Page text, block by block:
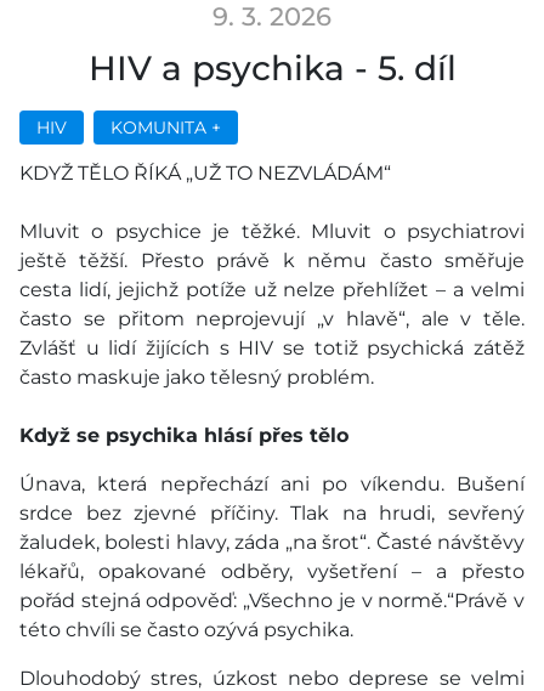
9. 3. 2026
HIV a psychika - 5. díl
HIV KOMUNITA +
KDYŽ TĚLO ŘÍKÁ „UŽ TO NEZVLÁDÁM“
Mluvit o psychice je těžké. Mluvit o psychiatrovi
ještě těžší. Přesto právě k němu často směřuje
cesta lidí, jejichž potíže už nelze přehlížet – a velmi
často se přitom neprojevují „v hlavě“, ale v těle.
Zvlášť u lidí žijících s HIV se totiž psychická zátěž
často maskuje jako tělesný problém.
Když se psychika hlásí přes tělo
Únava, která nepřechází ani po víkendu. Bušení
srdce bez zjevné příčiny. Tlak na hrudi, sevřený
žaludek, bolesti hlavy, záda „na šrot“. Časté návštěvy
lékařů, opakované odběry, vyšetření – a přesto
pořád stejná odpověď: „Všechno je v normě.“Právě v
této chvíli se často ozývá psychika.
Dlouhodobý stres, úzkost nebo deprese se velmi